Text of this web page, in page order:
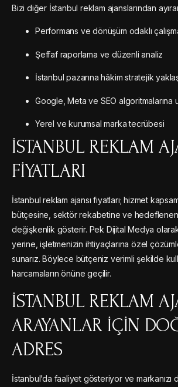
Bizi diğer İstanbul reklam ajanslarından
Performans ve dönüşüm odaklı
Şeffaf raporlama ve düzenli analiz
İstanbul pazarına hâkim stratejik
Google, Meta ve SEO algoritmalarına
Yerel ve kurumsal marka tecrübesi
İSTANBUL REKLAM
FIYATLARI
İstanbul reklam ajansı fiyatları; hizmet
bütçesine, sektör rekabetine ve
değişkenlik gösterir. Pek Dijital Medya
yerine, işletmenizin ihtiyaçlarına özel
sunarız. Böylece bütçeniz verimli şekilde
harcamaların önüne geçilir.
İSTANBUL REKLAM
ARAYANLAR İÇIN
ADRES
İstanbul’da faaliyet gösteriyor ve markanızı